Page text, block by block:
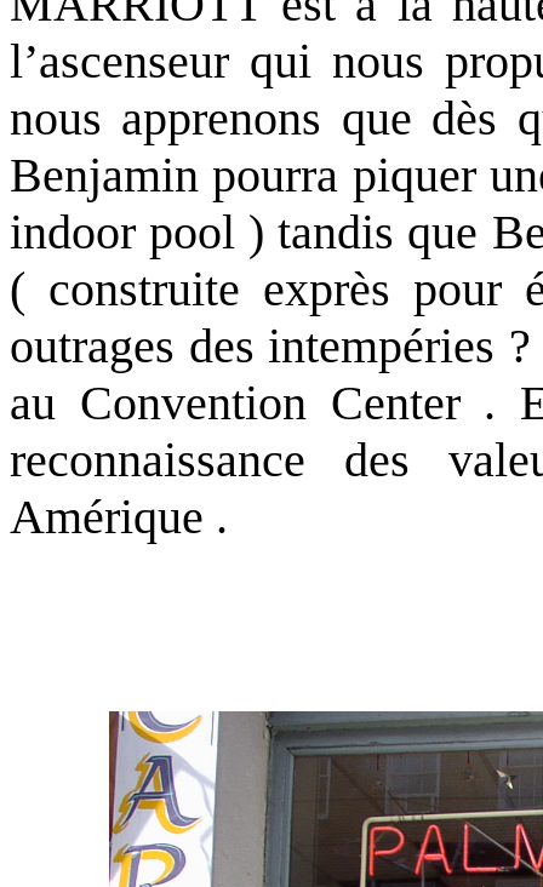
l’ascenseur qui nous
nous apprenons que dès
Benjamin pourra piquer
indoor pool ) tandis que
( construite exprès pour
outrages des intempéries
au Convention Center .
reconnaissance des
Amérique .